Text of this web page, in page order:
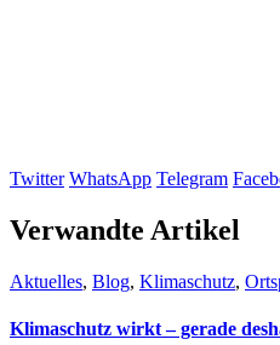
Twitter WhatsApp Telegram
Verwandte Artikel
Aktuelles, Blog, Klimaschutz,
Klimaschutz wirkt – gerade